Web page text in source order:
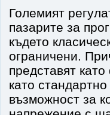
Големият
пазарите за
където
ограничени.
представят
като
възможност за